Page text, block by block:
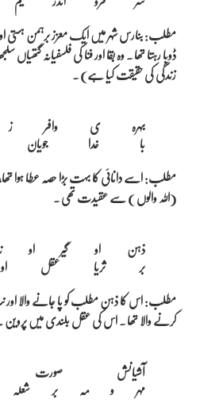
مطلب: بنارس شہر میں ایک معزز برہمن ہستی
ڈوبا رہتا تھا ۔ وہ بقا اور فنا کی فلسفیانہ
زندگی کی حقیقت کیا ہے) ۔
بہرہ ی وافر ز
مطلب: اسے دانائی کا بہت بڑا حصہ عطا ہوا
(اللہ والوں ) سے عقیدت تھی ۔
ذہن او گیر او
مطلب: اس کا ذہن مطلب کو پا جانے والا اور
کرنے والا تھا ۔ اس کی عقل بلندی میں پروین
آشیانش صورت